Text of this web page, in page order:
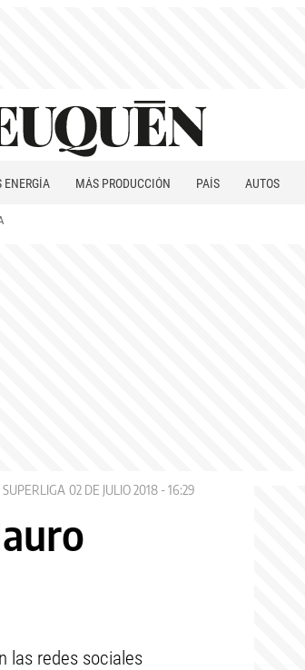
ENERGÍA MÁS PRODUCCIÓN PAÍS AUTOS
SUPERLIGA 02 DE JULIO 2018 - 16:29
las redes sociales